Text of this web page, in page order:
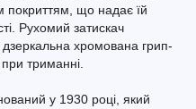
покриттям, що надає їй
Рухомий затискач
дзеркальна хромована грип-
триманні.
у 1930 році, який